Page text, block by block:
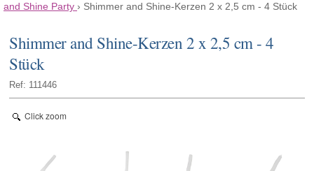
and Shine Party › Shimmer and Shine-Kerzen 2 x 2,5 cm - 4 Stück
Shimmer and Shine-Kerzen 2 x 2,5 cm - 4
Stück
Ref: 111446
Click zoom